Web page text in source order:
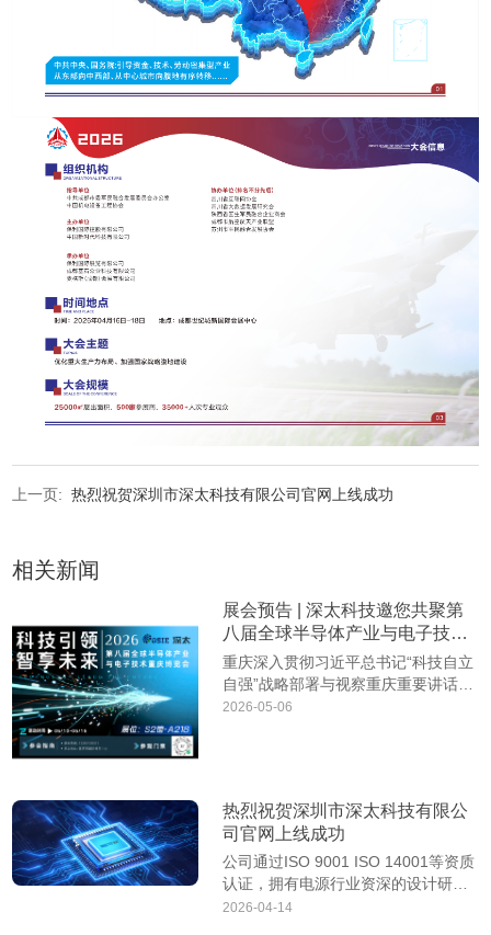
上一页:热烈祝贺深圳市深太科技有限公司官网上线成功
相关新闻
展会预告 | 深太科技邀您共聚第
八届全球半导体产业与电子技术
重庆博览会
重庆深入贯彻习近平总书记“科技自立
自强”战略部署与视察重庆重要讲话重
要指示精神，作为中国第四大、全球
2026-05-06
热烈祝贺深圳市深太科技有限公
司官网上线成功
公司通过ISO 9001 ISO 14001等资质
认证，拥有电源行业资深的设计研发
团队，产品线丰富，模块电源有全
2026-04-14